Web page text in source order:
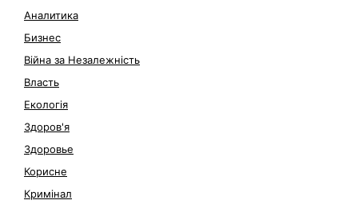
Аналитика
Бизнес
Війна за Незалежність
Власть
Екологія
Здоров'я
Здоровье
Корисне
Кримінал